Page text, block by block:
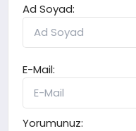
Ad Soyad:
E-Mail:
Yorumunuz: